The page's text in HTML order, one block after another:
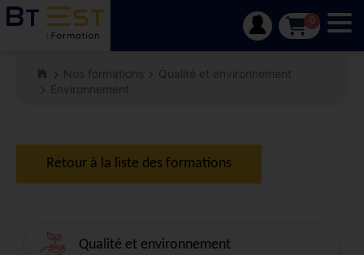
0
Nos formations
Qualité et environnement
Environnement
Retour à la liste des formations
Qualité et environnement